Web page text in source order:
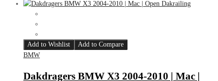
Add to Wishlist
Add to Compare
BMW
Dakdragers BMW X3 2004-2010 | Mac |